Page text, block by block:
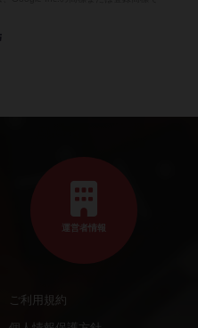
運営者情報
ご利用規約